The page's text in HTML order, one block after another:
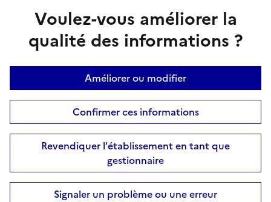
Voulez-vous améliorer la
qualité des informations ?
Améliorer ou modifier
Confirmer ces informations
Revendiquer l'établissement en tant que
gestionnaire
Signaler un problème ou une erreur